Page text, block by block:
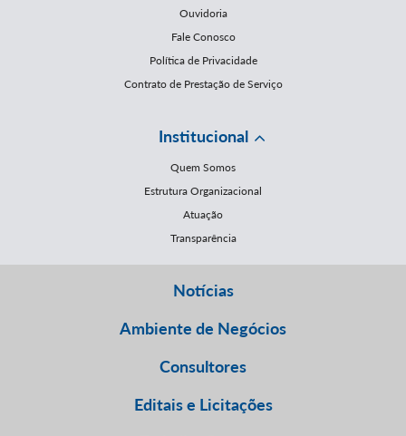
Ouvidoria
Fale Conosco
Política de Privacidade
Contrato de Prestação de Serviço
Institucional
Quem Somos
Estrutura Organizacional
Atuação
Transparência
Notícias
Ambiente de Negócios
Consultores
Editais e Licitações